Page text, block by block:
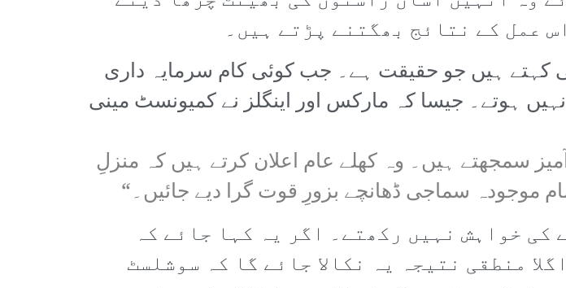
عمل کے نتائج بھگتنے پڑتے ہیں۔
ہیں جو حقیقت ہے۔ جب کوئی کام سرمایہ داری
ہوتے۔ جیسا کہ مارکس اور اینگلز نے کمیونسٹ مینی
سمجھتے ہیں۔ وہ کھلے عام اعلان کرتے ہیں کہ منزلِ
سماجی ڈھانچے بزورِ قوت گرا دیے جائیں۔“
کی خواہش نہیں رکھتے۔ اگر یہ کہا جائے کہ
منطقی نتیجہ یہ نکالا جائے گا کہ سوشلسٹ